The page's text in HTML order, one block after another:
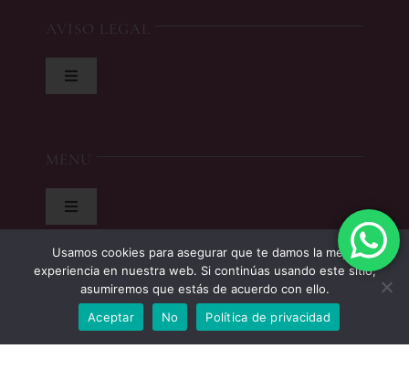
AVISO LEGAL
Toggle
Condiciones de uso
Ley de cookies
Accesibilidad
MENU
Toggle
Navigation
NosotrosUsamos cookies para asegurar que te damos la mejor
experiencia en nuestra web. Si continúas usando este sitio,
asumiremos que estás de acuerdo con ello.
Aceptar
No Política de privacidad